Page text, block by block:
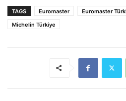
TAGS Euromaster Euromaster
Michelin Türkiye